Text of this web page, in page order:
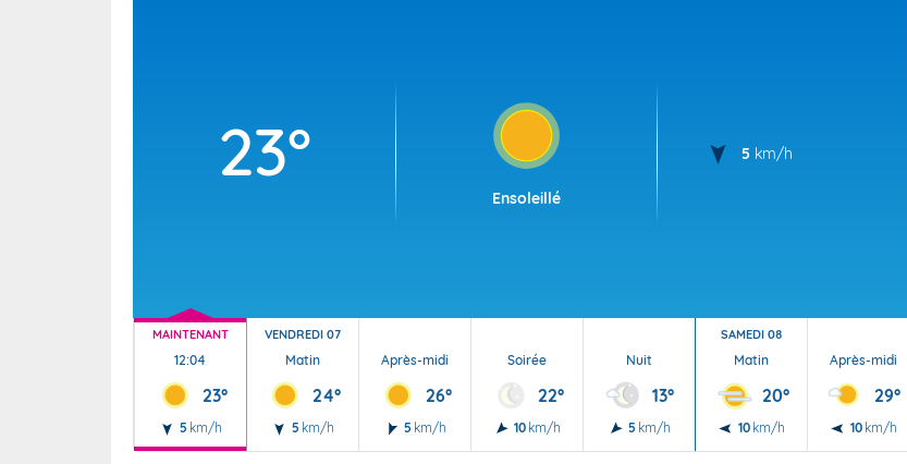
23°
Ensoleillé
5 km/h
MAINTENANT
12:04
23°
5 km/h
VENDREDI 07
Matin
24°
5 km/h
Après-midi
26°
5 km/h
Soirée
22°
10 km/h
Nuit
13°
5 km/h
SAMEDI 08
Matin
20°
10 km/h
Après-midi
29°
10 km/h